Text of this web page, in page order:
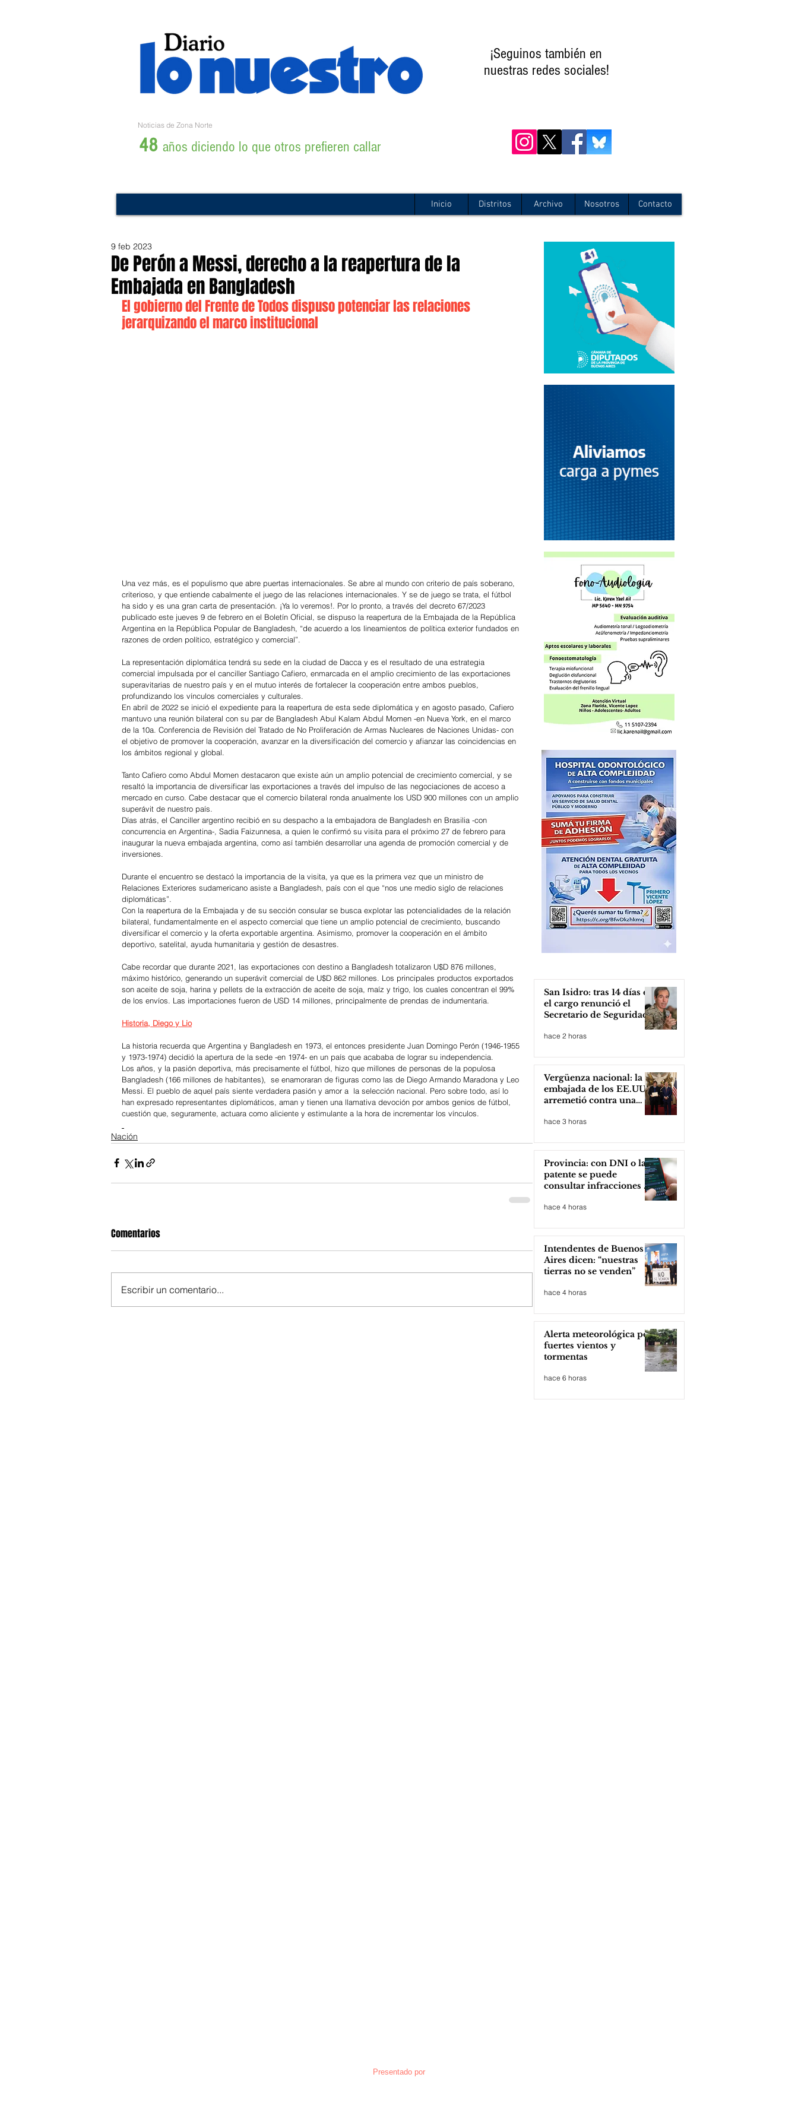
¡Seguinos también en
nuestras redes sociales!
Noticias de Zona Norte
48 años diciendo lo que otros prefieren callar
Inicio Distritos Archivo Nosotros Contacto
De Perón a Messi, derecho a la reapertura de la
Embajada en Bangladesh
9 feb 2023
El gobierno del Frente de Todos dispuso potenciar las relaciones
jerarquizando el marco institucional
Una vez más, es el populismo que abre puertas internacionales. Se abre al mundo con criterio de país soberano,
criterioso, y que entiende cabalmente el juego de las relaciones internacionales. Y se de juego se trata, el fútbol
ha sido y es una gran carta de presentación. ¡Ya lo veremos!. Por lo pronto, a través del decreto 67/2023
publicado este jueves 9 de febrero en el Boletín Oficial, se dispuso la reapertura de la Embajada de la República
Argentina en la República Popular de Bangladesh, “de acuerdo a los lineamientos de política exterior fundados en
razones de orden político, estratégico y comercial”.
La representación diplomática tendrá su sede en la ciudad de Dacca y es el resultado de una estrategia
comercial impulsada por el canciller Santiago Cafiero, enmarcada en el amplio crecimiento de las exportaciones
superavitarias de nuestro país y en el mutuo interés de fortalecer la cooperación entre ambos pueblos,
profundizando los vínculos comerciales y culturales.
En abril de 2022 se inició el expediente para la reapertura de esta sede diplomática y en agosto pasado, Cafiero
mantuvo una reunión bilateral con su par de Bangladesh Abul Kalam Abdul Momen -en Nueva York, en el marco
de la 10a. Conferencia de Revisión del Tratado de No Proliferación de Armas Nucleares de Naciones Unidas- con
el objetivo de promover la cooperación, avanzar en la diversificación del comercio y afianzar las coincidencias en
los ámbitos regional y global.
Tanto Cafiero como Abdul Momen destacaron que existe aún un amplio potencial de crecimiento comercial, y se
resaltó la importancia de diversificar las exportaciones a través del impulso de las negociaciones de acceso a
mercado en curso. Cabe destacar que el comercio bilateral ronda anualmente los USD 900 millones con un amplio
superávit de nuestro país.
Días atrás, el Canciller argentino recibió en su despacho a la embajadora de Bangladesh en Brasilia -con
concurrencia en Argentina-, Sadia Faizunnesa, a quien le confirmó su visita para el próximo 27 de febrero para
inaugurar la nueva embajada argentina, como así también desarrollar una agenda de promoción comercial y de
inversiones.
Durante el encuentro se destacó la importancia de la visita, ya que es la primera vez que un ministro de
Relaciones Exteriores sudamericano asiste a Bangladesh, país con el que “nos une medio siglo de relaciones
diplomáticas”.
Con la reapertura de la Embajada y de su sección consular se busca explotar las potencialidades de la relación
bilateral, fundamentalmente en el aspecto comercial que tiene un amplio potencial de crecimiento, buscando
diversificar el comercio y la oferta exportable argentina. Asimismo, promover la cooperación en el ámbito
deportivo, satelital, ayuda humanitaria y gestión de desastres.
Cabe recordar que durante 2021, las exportaciones con destino a Bangladesh totalizaron U$D 876 millones,
máximo histórico, generando un superávit comercial de U$D 862 millones. Los principales productos exportados
son aceite de soja, harina y pellets de la extracción de aceite de soja, maíz y trigo, los cuales concentran el 99%
de los envíos. Las importaciones fueron de USD 14 millones, principalmente de prendas de indumentaria.
Historia, Diego y Lio
La historia recuerda que Argentina y Bangladesh en 1973, el entonces presidente Juan Domingo Perón (1946-1955
y 1973-1974) decidió la apertura de la sede -en 1974- en un país que acababa de lograr su independencia.
Los años, y la pasión deportiva, más precisamente el fútbol, hizo que millones de personas de la populosa
Bangladesh (166 millones de habitantes),  se enamoraran de figuras como las de Diego Armando Maradona y Leo
Messi. El pueblo de aquel país siente verdadera pasión y amor a  la selección nacional. Pero sobre todo, así lo
han expresado representantes diplomáticos, aman y tienen una llamativa devoción por ambos genios de fútbol,
cuestión que, seguramente, actuara como aliciente y estimulante a la hora de incrementar los vínculos.
Nación
Comentarios
Escribir un comentario...
San Isidro: tras 14 días en
el cargo renunció el
Secretario de Seguridad
hace 2 horas
Vergüenza nacional: la
embajada de los EE.UU
arremetió contra una
hace 3 horas
Provincia: con DNI o la
patente se puede
consultar infracciones en
hace 4 horas
Intendentes de Buenos
Aires dicen: “nuestras
tierras no se venden”
hace 4 horas
Alerta meteorológica por
fuertes vientos y
tormentas
hace 6 horas
Presentado por